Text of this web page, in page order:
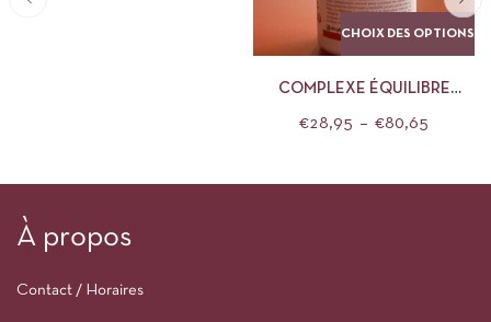
CHOIX DES OPTIONS
COMPLEXE ÉQUILIBRE
PREMIUM
€28,95 – €80,65
À propos
Contact / Horaires